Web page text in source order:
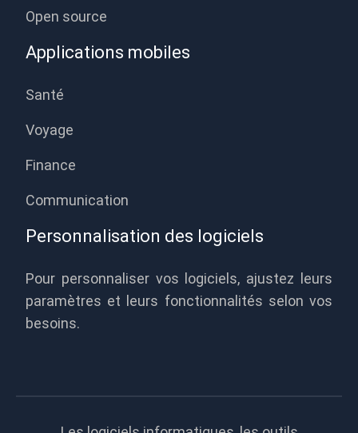
Open source
Applications mobiles
Santé
Voyage
Finance
Communication
Personnalisation des logiciels
Pour personnaliser vos logiciels, ajustez leurs
paramètres et leurs fonctionnalités selon vos
besoins.